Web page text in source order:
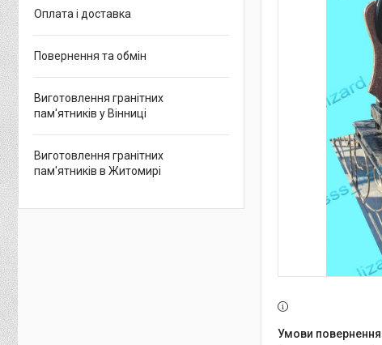
Оплата і доставка
Повернення та обмін
Виготовлення гранітних
пам'ятників у Вінниці
Виготовлення гранітних
пам'ятників в Житомирі